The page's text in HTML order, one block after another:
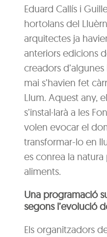
Eduard Callís i
hortolans del
arquitectes ja
anteriors edicions
creadors
mai s’havien fet
Llum. Aquest any,
s’instal·larà a les
volen evocar el
transformar-lo en
es conrea la
aliments.
Una programació
segons l’evolució
Els organitzadors